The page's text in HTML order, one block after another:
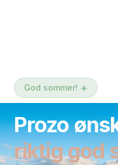
Trygt og
Hver dag.
Vi leverer arbeidstøy